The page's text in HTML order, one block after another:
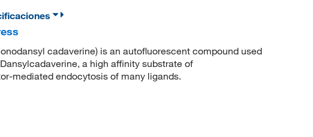
cadaverine) is an autofluorescent compound used
a high affinity substrate of
mediated endocytosis of many ligands.